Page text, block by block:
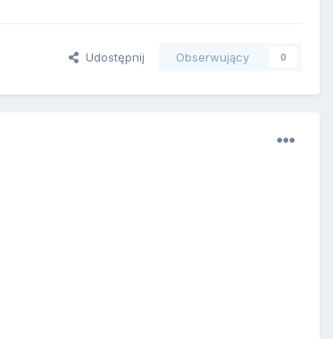
Udostępnij Obserwujący 0